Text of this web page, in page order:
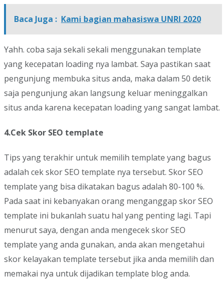
Baca Juga : Kami bagian mahasiswa UNRI 2020
Yahh. coba saja sekali sekali menggunakan template
yang kecepatan loading nya lambat. Saya pastikan saat
pengunjung membuka situs anda, maka dalam 50 detik
saja pengunjung akan langsung keluar meninggalkan
situs anda karena kecepatan loading yang sangat lambat.
4.Cek Skor SEO template
Tips yang terakhir untuk memilih template yang bagus
adalah cek skor SEO template nya tersebut. Skor SEO
template yang bisa dikatakan bagus adalah 80-100 %.
Pada saat ini kebanyakan orang menganggap skor SEO
template ini bukanlah suatu hal yang penting lagi. Tapi
menurut saya, dengan anda mengecek skor SEO
template yang anda gunakan, anda akan mengetahui
skor kelayakan template tersebut jika anda memilih dan
memakai nya untuk dijadikan template blog anda.